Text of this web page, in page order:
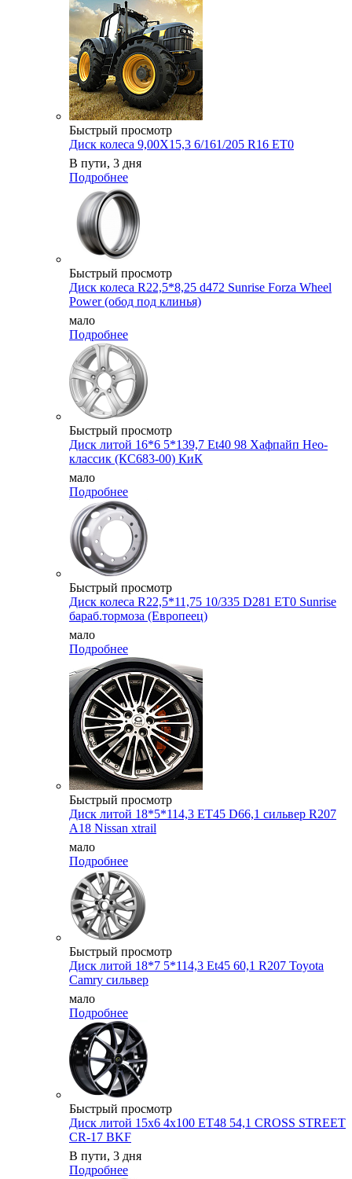
Быстрый просмотр
Диск колеса 9,00X15,3 6/161/205 R16 ET0
В пути, 3 дня
Подробнее
Быстрый просмотр
Диск колеса R22,5*8,25 d472 Sunrise Forza Wheel
Power (обод под клинья)
мало
Подробнее
Быстрый просмотр
Диск литой 16*6 5*139,7 Et40 98 Хафпайп Нео-
классик (КС683-00) КиК
мало
Подробнее
Быстрый просмотр
Диск колеса R22,5*11,75 10/335 D281 ET0 Sunrise
бараб.тормоза (Европеец)
мало
Подробнее
Быстрый просмотр
Диск литой 18*5*114,3 ET45 D66,1 сильвер R207
A18 Nissan xtrail
мало
Подробнее
Быстрый просмотр
Диск литой 18*7 5*114,3 Et45 60,1 R207 Toyota
Camry сильвер
мало
Подробнее
Быстрый просмотр
Диск литой 15х6 4х100 ET48 54,1 CROSS STREET
CR-17 BKF
В пути, 3 дня
Подробнее